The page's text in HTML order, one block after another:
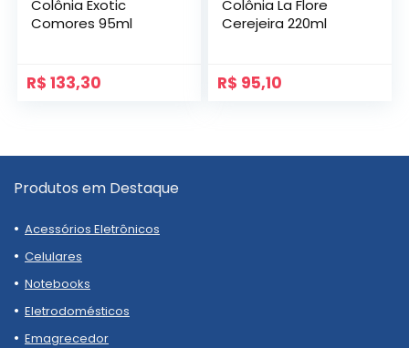
Colônia Exotic
Comores 95ml
R$ 133,30
Colônia La Flore
Cerejeira 220ml
R$ 95,10
Produtos em Destaque
Acessórios Eletrônicos
Celulares
Notebooks
Eletrodomésticos
Emagrecedor